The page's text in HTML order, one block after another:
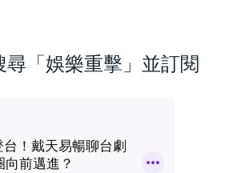
「娛樂重擊」並訂閱